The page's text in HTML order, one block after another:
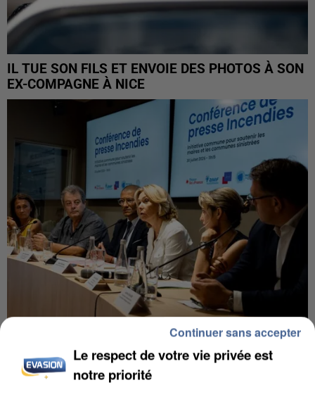
IL TUE SON FILS ET ENVOIE DES PHOTOS À SON
EX-COMPAGNE À NICE
INCENDIES : L’ÎLE-DE-FRANCE LANCE UN ÉLAN
DE SOLIDARITÉ AVEC LES...
Le respect de votre vie privée est
notre priorité
Continuer sans accepter